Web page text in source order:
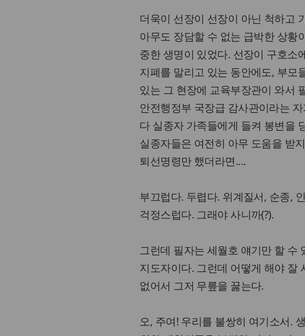
더욱이 선장이 선장이 아닌 척하고
아무도 장담할 수 없는 급박한 상황
중한 생명이 있었다. 선장이 구호소
지폐를 말리고 있는 동안에도, 부모
있는 그 현장에 교육부장관이 와서
안전행정부 국장급 감사관이라는
다 실종자 가족들에게 들켜 봉변을
실종자들은 여전히 아무 도움을 받
퇴선명령만 했더라면....
부끄럽다. 두렵다. 위계질서, 순종,
걱정스럽다. 그래야 사니까(?).
그런데 필자는 세월호 얘기만 할 수
지도자이다. 그런데 어떻게 해야 잘
없어서 그저 무릎을 꿇는다.
오, 주여! 우리를 불쌍히 여기소서.